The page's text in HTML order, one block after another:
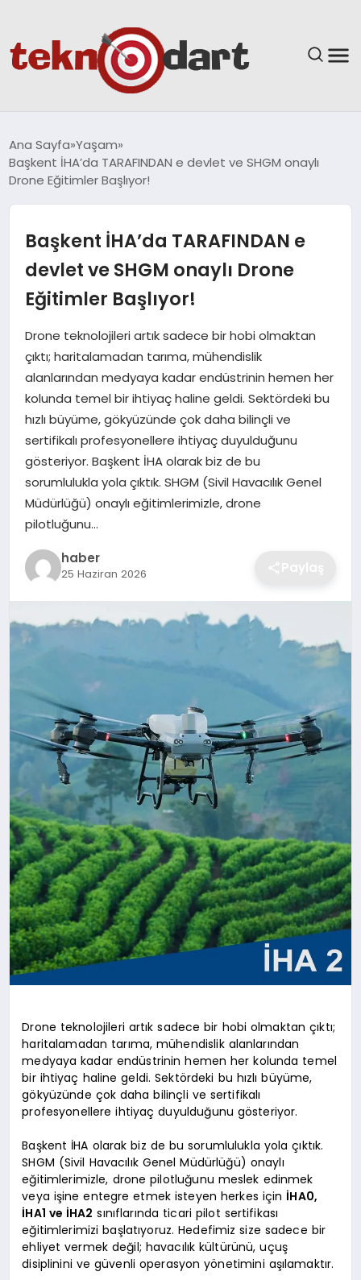
YAŞAM
EĞITIM
GÜNDEM
SPOR
EKONOMI
MAGAZIN
OTOMOBIL
TEKNOLOJI
Ana Sayfa Yaşam
Başkent İHA’da TARAFINDAN e devlet ve SHGM onaylı
Drone Eğitimler Başlıyor!
Başkent İHA’da TARAFINDAN e
devlet ve SHGM onaylı Drone
Eğitimler Başlıyor!
Drone teknolojileri artık sadece bir hobi olmaktan
çıktı; haritalamadan tarıma, mühendislik
alanlarından medyaya kadar endüstrinin hemen her
kolunda temel bir ihtiyaç haline geldi. Sektördeki bu
hızlı büyüme, gökyüzünde çok daha bilinçli ve
sertifikalı profesyonellere ihtiyaç duyulduğunu
gösteriyor. Başkent İHA olarak biz de bu
sorumlulukla yola çıktık. SHGM (Sivil Havacılık Genel
Müdürlüğü) onaylı eğitimlerimizle, drone
pilotluğunu…
haber
25 Haziran 2026
Drone teknolojileri artık sadece bir hobi olmaktan çıktı;
haritalamadan tarıma, mühendislik alanlarından
medyaya kadar endüstrinin hemen her kolunda temel
bir ihtiyaç haline geldi. Sektördeki bu hızlı büyüme,
gökyüzünde çok daha bilinçli ve sertifikalı
profesyonellere ihtiyaç duyulduğunu gösteriyor.
Başkent İHA olarak biz de bu sorumlulukla yola çıktık.
SHGM (Sivil Havacılık Genel Müdürlüğü) onaylı
eğitimlerimizle, drone pilotluğunu meslek edinmek
veya işine entegre etmek isteyen herkes için İHA0,
İHA1 ve İHA2 sınıflarında ticari pilot sertifikası
eğitimlerimizi başlatıyoruz. Hedefimiz size sadece bir
ehliyet vermek değil; havacılık kültürünü, uçuş
disiplinini ve güvenli operasyon yönetimini aşılamaktır.